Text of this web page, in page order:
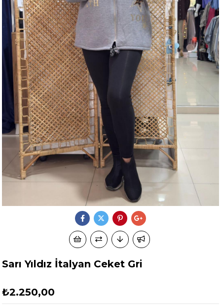
Sarı Yıldız İtalyan Ceket Gri
₺2.250,00